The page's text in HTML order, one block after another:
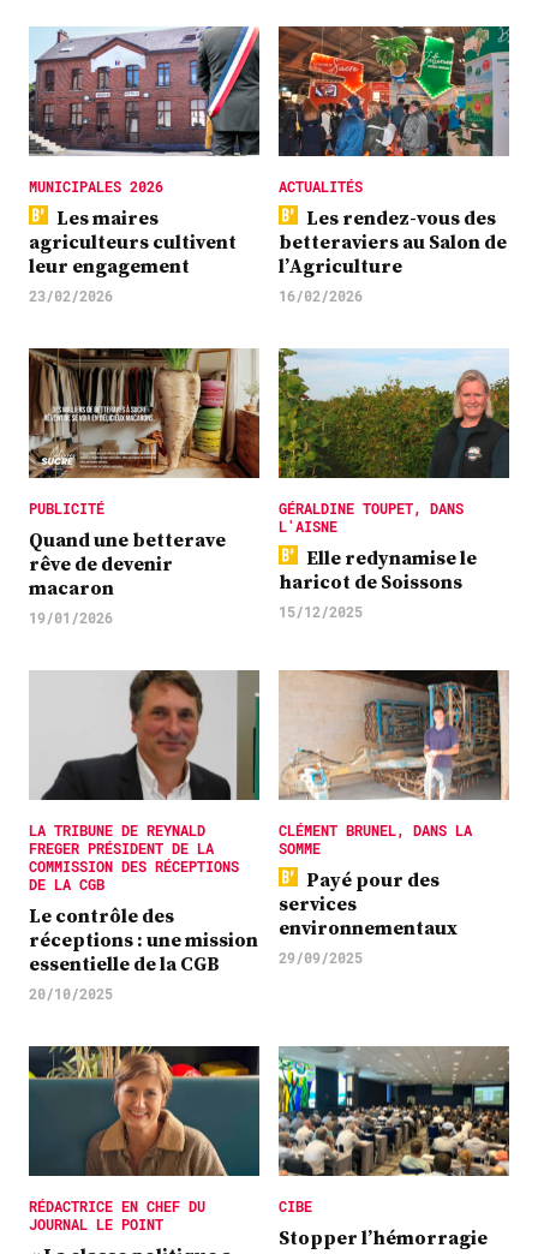
MUNICIPALES 2026
Les maires
agriculteurs cultivent
leur engagement
23/02/2026
ACTUALITÉS
Les rendez-vous des
betteraviers au Salon de
l’Agriculture
16/02/2026
PUBLICITÉ
Quand une betterave
rêve de devenir
macaron
19/01/2026
GÉRALDINE TOUPET, DANS
L'AISNE
Elle redynamise le
haricot de Soissons
15/12/2025
LA TRIBUNE DE REYNALD
FREGER PRÉSIDENT DE LA
COMMISSION DES RÉCEPTIONS
DE LA CGB
Le contrôle des
réceptions : une mission
essentielle de la CGB
20/10/2025
CLÉMENT BRUNEL, DANS LA
SOMME
Payé pour des
services
environnementaux
29/09/2025
RÉDACTRICE EN CHEF DU
JOURNAL LE POINT
CIBE
Stopper l’hémorragie